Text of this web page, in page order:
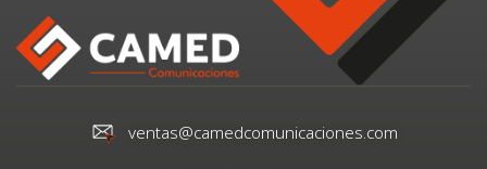
ventas@camedcomunicaciones.com